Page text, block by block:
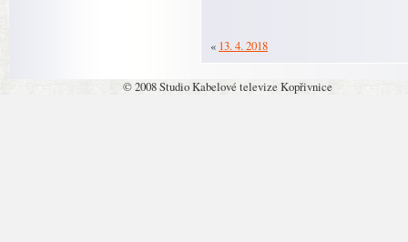
« 13. 4. 2018
© 2008 Studio Kabelové televize Kopřivnice